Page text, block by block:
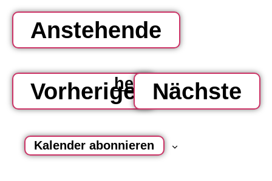
Anstehende
datum
wählen.
VorherigeheuteNächste
Kalender abonnieren